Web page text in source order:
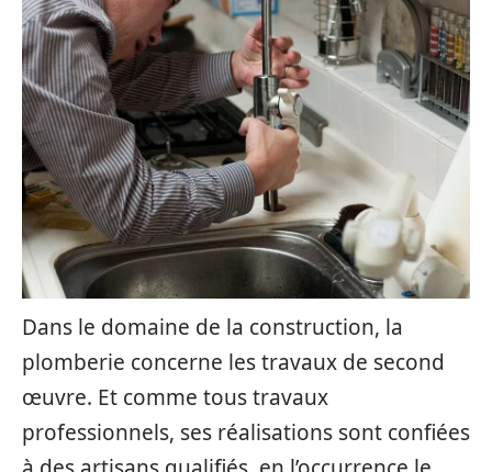
Dans le domaine de la construction, la
plomberie concerne les travaux de second
œuvre. Et comme tous travaux
professionnels, ses réalisations sont confiées